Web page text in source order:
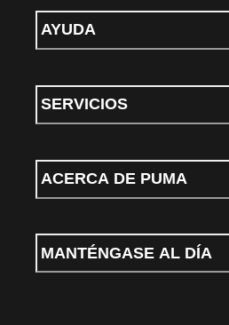
AYUDA
SERVICIOS
ACERCA DE PUMA
MANTÉNGASE AL DÍA